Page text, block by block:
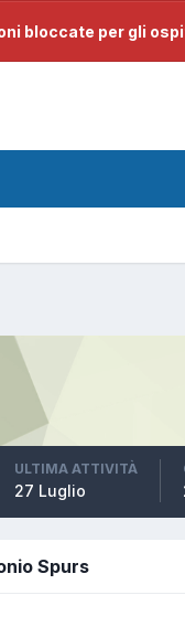
bloccate per gli
ULTIMA ATTIVITÀ
27 Luglio
Spurs